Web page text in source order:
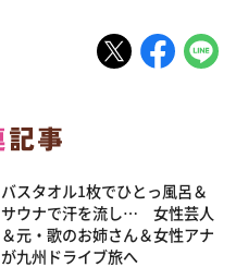
バスタオル1枚でひとっ風呂＆
サウナで汗を流し… 女性芸人
＆元・歌のお姉さん＆女性アナ
が九州ドライブ旅へ